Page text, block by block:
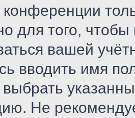
для того, чтобы
вашей
вводить имя
Не